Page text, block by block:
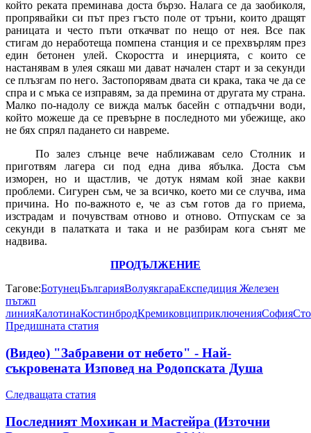
който реката преминава доста бързо. Налага се да заобиколя,
пропрявайки си път през гъсто поле от тръни, които дращят
раницата и често пъти откачват по нещо от нея. Все пак
стигам до неработеща помпена станция и се прехвърлям през
един бетонен улей. Скоростта и инерцията, с които се
настанявам в улея сякаш ми дават начален старт и за секунди
се плъзгам по него. Застопорявам двата си крака, така че да се
спра и с мъка се изправям, за да премина от другата му страна.
Малко по-надолу се вижда малък басейн с отпадъчни води,
който можеше да се превърне в последното ми убежище, ако
не бях спрял падането си навреме.
По залез слънце вече наближавам село Столник и
приготвям лагера си под една дива ябълка. Доста съм
изморен, но и щастлив, че дотук нямам кой знае какви
проблеми. Сигурен съм, че за всичко, което ми се случва, има
причина. Но по-важното е, че аз съм готов да го приема,
изстрадам и почувствам отново и отново. Отпускам се за
секунди в палатката и така и не разбирам кога сънят ме
надвива.
ПРОДЪЛЖЕНИЕ
Тагове:БотунецБългарияВолуякгараЕкспедиция Железен
пътжп
линияКалотинаКостинбродКремиковциприключенияСофия
Предишната статия
(Видео) "Забравени от небето" - Най-
съкровената Изповед на Родопската Душа
Следващата статия
Последният Мохикан и Мастейра (Източни